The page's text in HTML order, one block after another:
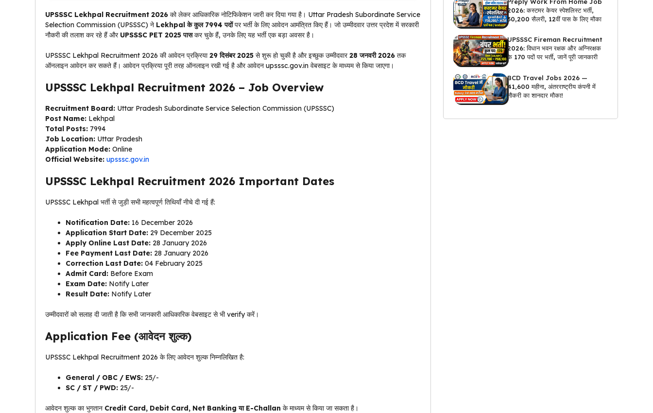
UPSSSC Lekhpal Recruitment 2026 को लेकर आधिकारिक नोटिफिकेशन जारी कर दिया गया है। Uttar Pradesh Subordinate Service
Selection Commission (UPSSSC) ने Lekhpal के कुल 7994 पदोंपर भर्ती के लिए आवेदन आमंत्रित किए हैं। जो उम्मीदवार उत्तर प्रदेश में सरकारी
नौकरी की तलाश कर रहे हैं और UPSSSC PET 2025 पासकर चुके हैं, उनके लिए यह भर्ती एक बड़ा अवसर है।
UPSSSC Lekhpal Recruitment 2026 की आवेदन प्रक्रिया29 दिसंबर 2025 से शुरू हो चुकी है और इच्छुक उम्मीदवार28 जनवरी 2026 तक
ऑनलाइन आवेदन कर सकते हैं। आवेदन प्रक्रिया पूरी तरह ऑनलाइन रखी गई है और आवेदन upsssc.gov.in वेबसाइट के माध्यम से किया जाएगा।
UPSSSC Lekhpal Recruitment 2026 – Job Overview
Recruitment Board: Uttar Pradesh Subordinate Service Selection Commission (UPSSSC)
Post Name: Lekhpal
Total Posts: 7994
Job Location: Uttar Pradesh
Application Mode: Online
Official Website: upsssc.gov.in
UPSSSC Lekhpal Recruitment 2026 Important Dates
UPSSSC Lekhpal भर्ती से जुड़ी सभी महत्वपूर्ण तिथियाँ नीचे दी गई हैं:
Notification Date: 16 December 2026
Application Start Date: 29 December 2025
Apply Online Last Date: 28 January 2026
Fee Payment Last Date: 28 January 2026
Correction Last Date: 04 February 2025
Admit Card: Before Exam
Exam Date: Notify Later
Result Date: Notify Later
उम्मीदवारों को सलाह दी जाती है कि सभी जानकारी आधिकारिक वेबसाइट से भी verify करें।
Application Fee (आवेदन शुल्क)
UPSSSC Lekhpal Recruitment 2026 के लिए आवेदन शुल्क निम्नलिखित है:
General / OBC / EWS: ₹25/-
SC / ST / PWD: ₹25/-
आवेदन शुल्क का भुगतान Credit Card, Debit Card, Net Banking या E-Challan के माध्यम से किया जा सकता है।
Preply Work From Home Job
2026: कस्टमर केयर स्पेशलिस्ट भर्ती,
₹30,200 सैलरी, 12वीं पास के लिए मौका
UPSSSC Fireman Recruitment
2026: विधान भवन रक्षक और अग्निरक्षक
के 170 पदों पर भर्ती, जानें पूरी जानकारी
BCD Travel Jobs 2026 —
₹41,600 महीना, अंतरराष्ट्रीय कंपनी में
नौकरी का शानदार मौका!